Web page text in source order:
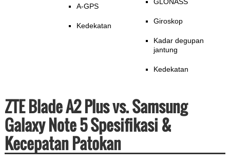
A-GPS
Kedekatan
Giroskop
Kadar degupan
jantung
Kedekatan
ZTE Blade A2 Plus vs. Samsung
Galaxy Note 5 Spesifikasi &
Kecepatan Patokan